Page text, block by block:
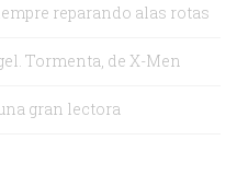
reparando alas rotas
Tormenta, de X-Men
gran lectora